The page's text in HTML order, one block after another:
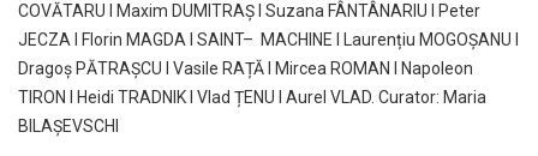
COVĂTARU I Maxim DUMITRAȘ I Suzana FÂNTÂNARIU I Peter
JECZA I Florin MAGDA I SAINT– MACHINE I Laurențiu MOGOȘANU I
Dragoș PĂTRAȘCU I Vasile RAȚĂ I Mircea ROMAN I Napoleon
TIRON I Heidi TRADNIK I Vlad ȚENU I Aurel VLAD. Curator: Maria
BILAȘEVSCHI